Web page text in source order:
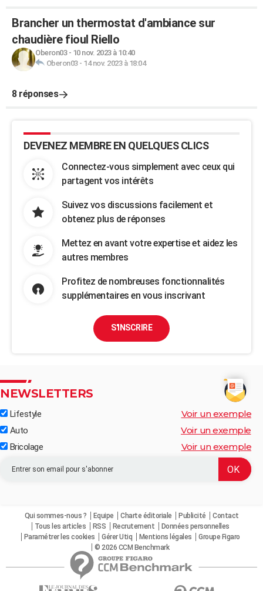
Brancher un thermostat d'ambiance sur
chaudière fioul Riello
Oberon03- 10 nov. 2023 à 10:40
Oberon03- 14 nov. 2023 à 18:04
8 réponses
DEVENEZ MEMBRE EN QUELQUES CLICS
Connectez-vous simplement avec ceux qui
partagent vos intérêts
Suivez vos discussions facilement et
obtenez plus de réponses
Mettez en avant votre expertise et aidez les
autres membres
Profitez de nombreuses fonctionnalités
supplémentaires en vous inscrivant
S'INSCRIRE
NEWSLETTERS
Lifestyle Voir un exemple
Auto Voir un exemple
Bricolage Voir un exemple
Qui sommes-nous ? Equipe Charte éditoriale Publicité
Contact
Tous les articles
RSS Recrutement
Données personnelles
Paramétrer les cookies
Gérer Utiq Mentions légales
Groupe Figaro
© 2026 CCM Benchmark